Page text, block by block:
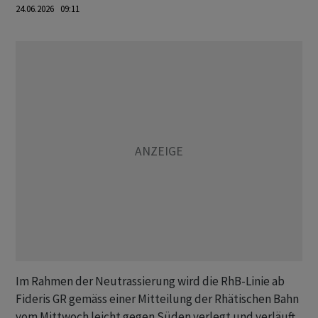
24.06.2026 09:11
Im Rahmen der Neutrassierung wird die RhB-Linie ab
Fideris GR gemäss einer Mitteilung der Rhätischen Bahn